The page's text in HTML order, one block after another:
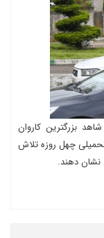
بزرگترین کاروان
چهل روزه تلاش
دهند.